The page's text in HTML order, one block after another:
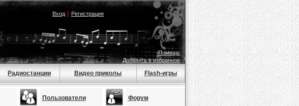
Вход| Регистрация
Помощь
Добавить в избранное
Радиостанции Видео приколы Flash-игры
Пользователи Форум